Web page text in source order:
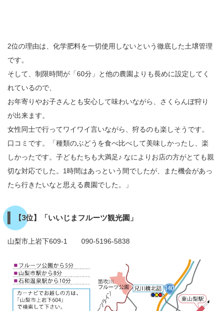
2位の理由は、化学肥料を一切使用しないという徹底した土壌管理
です。
そして、制限時間が「60分」と他の農園よりも長めに設定してく
れているので、
お年寄りやお子さんとも安心して味わいながら、さくらんぼ狩り
が出来ます。
女性同士で行ってワイワイ言いながら、狩るのも楽しそうです。
口コミです。「種類のぶどうを食べ比べして美味しかったし、楽
しかったです。子どもたちも大満足♪ なによりお店の方がとても親
切な対応でした。1時間はあっという間でしたが、また機会があっ
たら行きたいなと思える農園でした。」
【3位】「いいじまフルーツ観光園」
山梨市上岩下609-1 090-5196-5838